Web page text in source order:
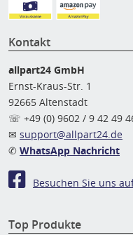
Kontakt
allpart24 GmbH
Ernst-Kraus-Str. 1
92665 Altenstadt
☏ +49 (0) 9602 / 9 42 49
✉ support@allpart24.de
✆ WhatsApp Nachricht
Besuchen Sie uns
Top Produkte